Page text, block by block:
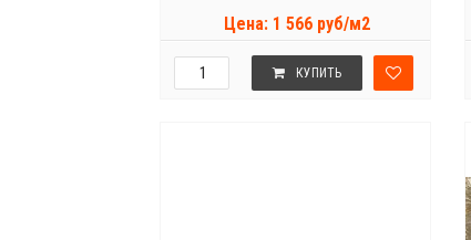
Цена: 1 566 руб/м2
КУПИТЬ